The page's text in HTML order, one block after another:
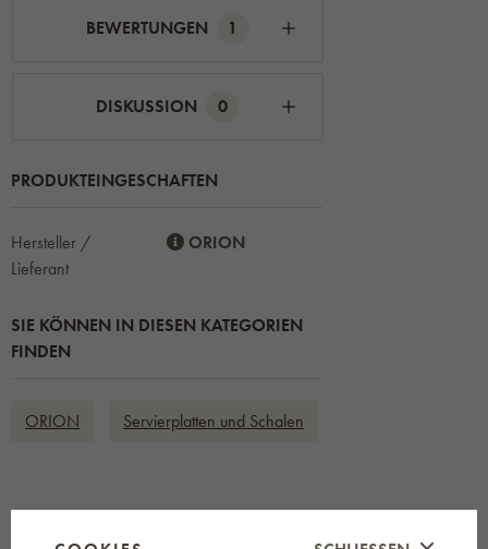
BEWERTUNGEN 1
DISKUSSION 0
PRODUKTEINGESCHAFTEN
Hersteller /
Lieferant
ORION
SIE KÖNNEN IN DIESEN KATEGORIEN
FINDEN
ORION Servierplatten und Schalen